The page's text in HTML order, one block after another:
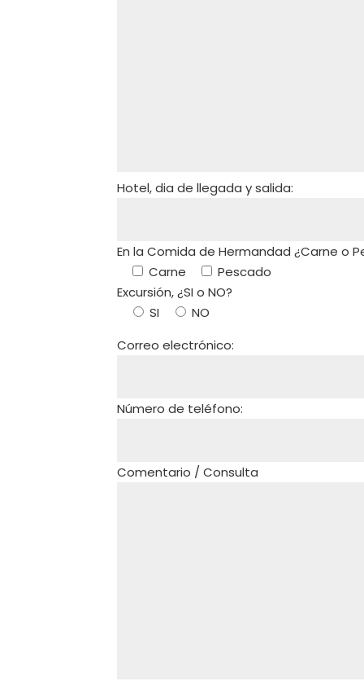
Hotel, dia de llegada y salida:
En la Comida de Hermandad ¿Carne o
Carne
Pescado
Excursión, ¿SI o NO?
SI
NO
Correo electrónico:
Número de teléfono:
Comentario / Consulta